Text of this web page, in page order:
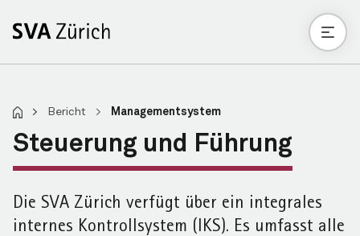
> Bericht > Managementsystem
Steuerung und Führung
Die SVA Zürich verfügt über ein integrales
internes Kontroll­system (IKS). Es umfasst alle